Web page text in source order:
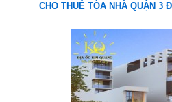
CHO THUÊ TÒA NHÀ QUẬN 3